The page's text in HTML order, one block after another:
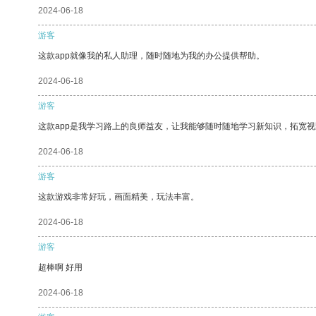
2024-06-18
游客
这款app就像我的私人助理，随时随地为我的办公提供帮助。
2024-06-18
游客
这款app是我学习路上的良师益友，让我能够随时随地学习新知识，拓宽
2024-06-18
游客
这款游戏非常好玩，画面精美，玩法丰富。
2024-06-18
游客
超棒啊 好用
2024-06-18